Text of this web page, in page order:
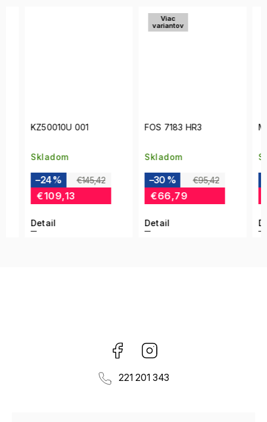
KZ50010U 001
Skladom
€145,42
–24 %
€109,13
Detail
variantov
FOS 7183 HR3
Skladom
€95,42
–30 %
€66,79
Detail
MIS
Facebook
221 201 343